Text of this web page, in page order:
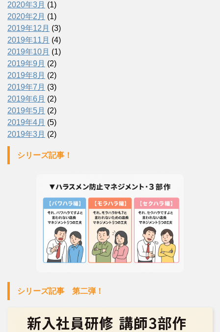
2020年3月 (1)
2020年2月 (1)
2019年12月 (3)
2019年11月 (4)
2019年10月 (1)
2019年9月 (2)
2019年8月 (2)
2019年7月 (3)
2019年6月 (2)
2019年5月 (2)
2019年4月 (5)
2019年3月 (2)
シリーズ記事！
シリーズ記事 第二弾！